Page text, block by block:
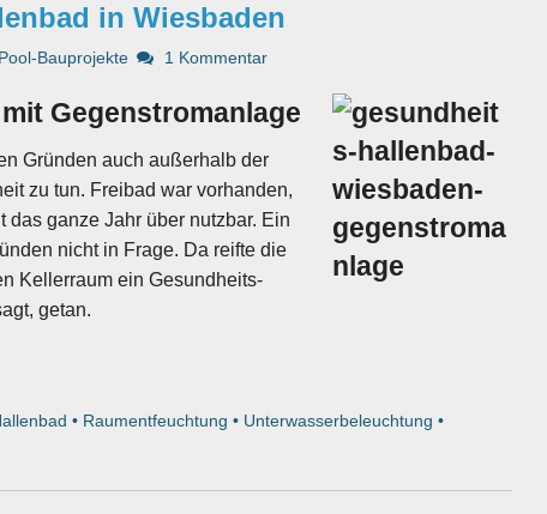
in Wiesbaden
Bauprojekte 1 Kommentar
Gegenstromanlage
Gründen auch außerhalb der
zu tun. Freibad war vorhanden,
ganze Jahr über nutzbar. Ein
nicht in Frage. Da reifte die
Kellerraum ein Gesundheits-
getan.
• Raumentfeuchtung • Unterwasserbeleuchtung •